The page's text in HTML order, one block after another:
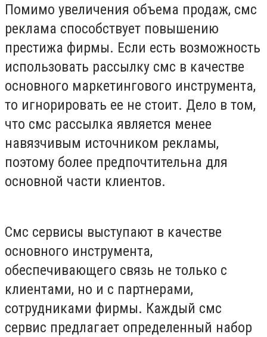
Помимо увеличения объема продаж, смс
реклама способствует повышению
престижа фирмы. Если есть возможность
использовать рассылку смс в качестве
основного маркетингового инструмента,
то игнорировать ее не стоит. Дело в том,
что смс рассылка является менее
навязчивым источником рекламы,
поэтому более предпочтительна для
основной части клиентов.
Смс сервисы выступают в качестве
основного инструмента,
обеспечивающего связь не только с
клиентами, но и с партнерами,
сотрудниками фирмы. Каждый смс
сервис предлагает определенный набор